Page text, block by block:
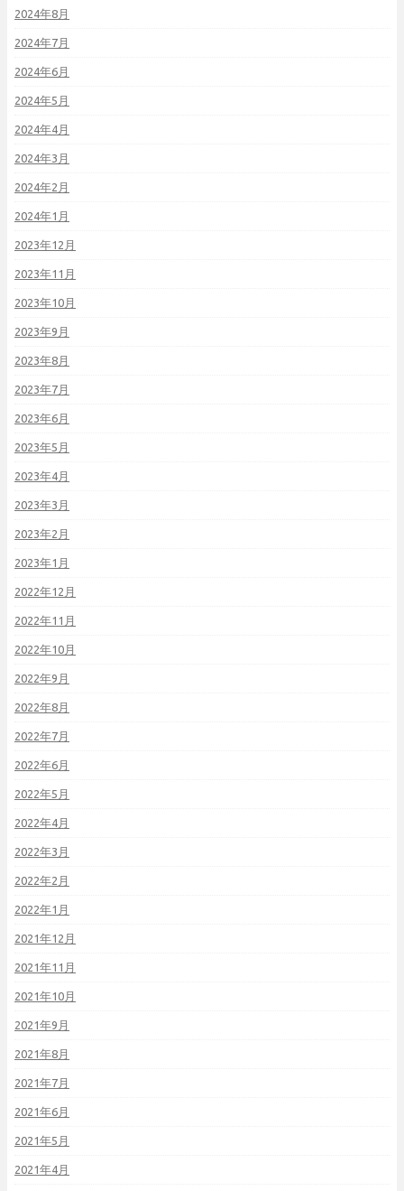
2024年8月
2024年7月
2024年6月
2024年5月
2024年4月
2024年3月
2024年2月
2024年1月
2023年12月
2023年11月
2023年10月
2023年9月
2023年8月
2023年7月
2023年6月
2023年5月
2023年4月
2023年3月
2023年2月
2023年1月
2022年12月
2022年11月
2022年10月
2022年9月
2022年8月
2022年7月
2022年6月
2022年5月
2022年4月
2022年3月
2022年2月
2022年1月
2021年12月
2021年11月
2021年10月
2021年9月
2021年8月
2021年7月
2021年6月
2021年5月
2021年4月